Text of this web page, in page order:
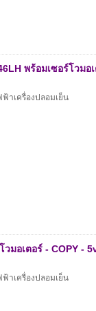
พร้อมเซอร์โวมอ
าเครื่องปลอมเย็น
วมอเตอร์ - COPY -
าเครื่องปลอมเย็น